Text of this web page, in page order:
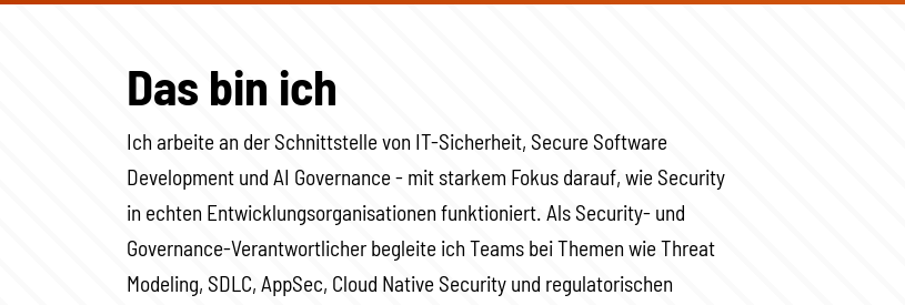
Das bin ich
Ich arbeite an der Schnittstelle von IT-Sicherheit, Secure Software
Development und AI Governance - mit starkem Fokus darauf, wie Security
in echten Entwicklungsorganisationen funktioniert. Als Security- und
Governance-Verantwortlicher begleite ich Teams bei Themen wie Threat
Modeling, SDLC, AppSec, Cloud Native Security und regulatorischen